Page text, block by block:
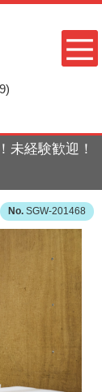
経験歓迎！
SGW-201468